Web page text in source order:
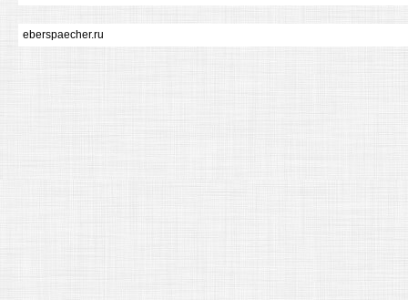
eberspaecher.ru